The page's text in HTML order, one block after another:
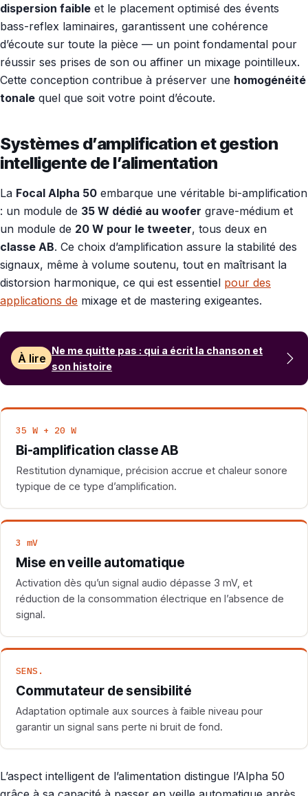
dispersion faible et le placement optimisé des évents
bass-reflex laminaires, garantissent une cohérence
d’écoute sur toute la pièce — un point fondamental pour
réussir ses prises de son ou affiner un mixage pointilleux.
Cette conception contribue à préserver une homogénéité
tonale quel que soit votre point d’écoute.
Systèmes d’amplification et gestion
intelligente de l’alimentation
La Focal Alpha 50 embarque une véritable bi-amplification
: un module de 35 W dédié au woofer grave-médium et
un module de 20 W pour le tweeter, tous deux en
classe AB. Ce choix d’amplification assure la stabilité des
signaux, même à volume soutenu, tout en maîtrisant la
distorsion harmonique, ce qui est essentiel pour des
applications de mixage et de mastering exigeantes.
À lire
Ne me quitte pas : qui a écrit la chanson et
son histoire
35 W + 20 W
Bi-amplification classe AB
Restitution dynamique, précision accrue et chaleur sonore
typique de ce type d’amplification.
3 mV
Mise en veille automatique
Activation dès qu’un signal audio dépasse 3 mV, et
réduction de la consommation électrique en l’absence de
signal.
SENS.
Commutateur de sensibilité
Adaptation optimale aux sources à faible niveau pour
garantir un signal sans perte ni bruit de fond.
L’aspect intelligent de l’alimentation distingue l’Alpha 50